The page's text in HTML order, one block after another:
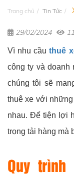
Trang chủ Tin Tức
29/02/2024
Vì nhu cầuthuê
công ty và doanh
chúng tôi sẽ
thuê xe với
nhau. Để tiện lợi
trọng tải hàng mà
Quy